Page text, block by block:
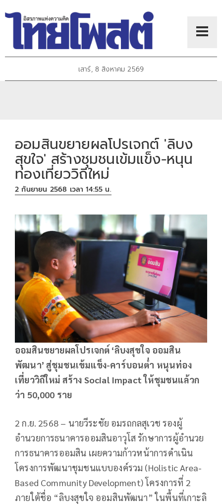
เสาร์, 8 สิงหาคม 2569
ออมสินขยายผลโปรเจกต์ 'ลิบง
สุขใจ' สร้างชุมชนเข้มแข็ง-หนุน
ท่องเที่ยววิถีใหม่
2 กันยายน 2568 เวลา 14:55 น.
ออมสินขยายผลโปรเจกต์ ‘ลิบงสุขใจ ออมสิน
พัฒนา’ สู่ชุมชนเข้มแข็ง-คาร์บอนต่ำ หนุนท่อง
เที่ยววิถีใหม่ สร้าง Social Impact ให้ชุมชนแล้วก
ว่า 50,000 ราย
2 ก.ย. 2568 – นายวีระชัย อมรถกลสุเวช รองผู้
อำนวยการธนาคารออมสินอาวุโส รักษาการผู้อำนวย
การธนาคารออมสิน เผยความก้าวหน้าการดำเนิน
โครงการพัฒนาชุมชนแบบองค์รวม (Holistic Area-
Based Community Development) โครงการที่ 2
ภายใต้ชื่อ “ลิบงสุขใจ ออมสินพัฒนา” ในพื้นที่เกาะลิ